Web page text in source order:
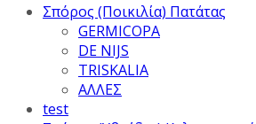
Σπόρος (Ποικιλία) Πατάτας
GERMICOPA
DE NIJS
TRISKALIA
ΑΛΛΕΣ
test